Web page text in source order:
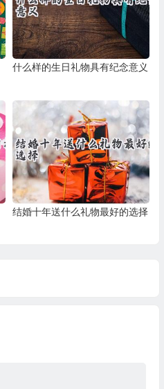
什么样的生日礼物具有纪念意义
结婚十年送什么礼物最好的选择